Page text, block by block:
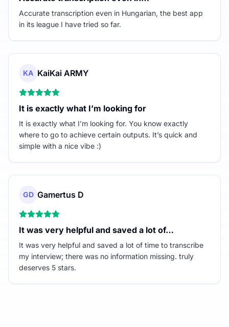
Accurate transcription even in Hungarian, the best app
in its league I have tried so far.
KA KaiKai ARMY
It is exactly what I’m looking for
It is exactly what I’m looking for. You know exactly
where to go to achieve certain outputs. It’s quick and
simple with a nice vibe :)
GD Gamertus D
It was very helpful and saved a lot of…
It was very helpful and saved a lot of time to transcribe
my interview; there was no information missing. truly
deserves 5 stars.